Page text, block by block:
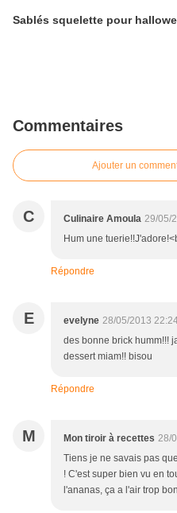
Sablés squelette pour
Commentaires
Ajouter un
C Culinaire Amoula 29/05/
Hum une
Répondre
E evelyne 28/05/2013
des bonne brick humm!!!
dessert miam!! bisou
Répondre
M Mon tiroir à recettes 28/
Tiens je ne savais pas
! C'est super bien vu en
l'ananas, ça a l'air trop